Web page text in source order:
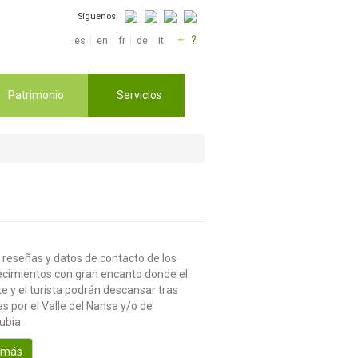
Síguenos:
es en fr de it + ?
Patrimonio Servicios
reseñas y datos de contacto de los
con gran encanto donde el
y el turista podrán descansar tras
por el Valle del Nansa y/o de